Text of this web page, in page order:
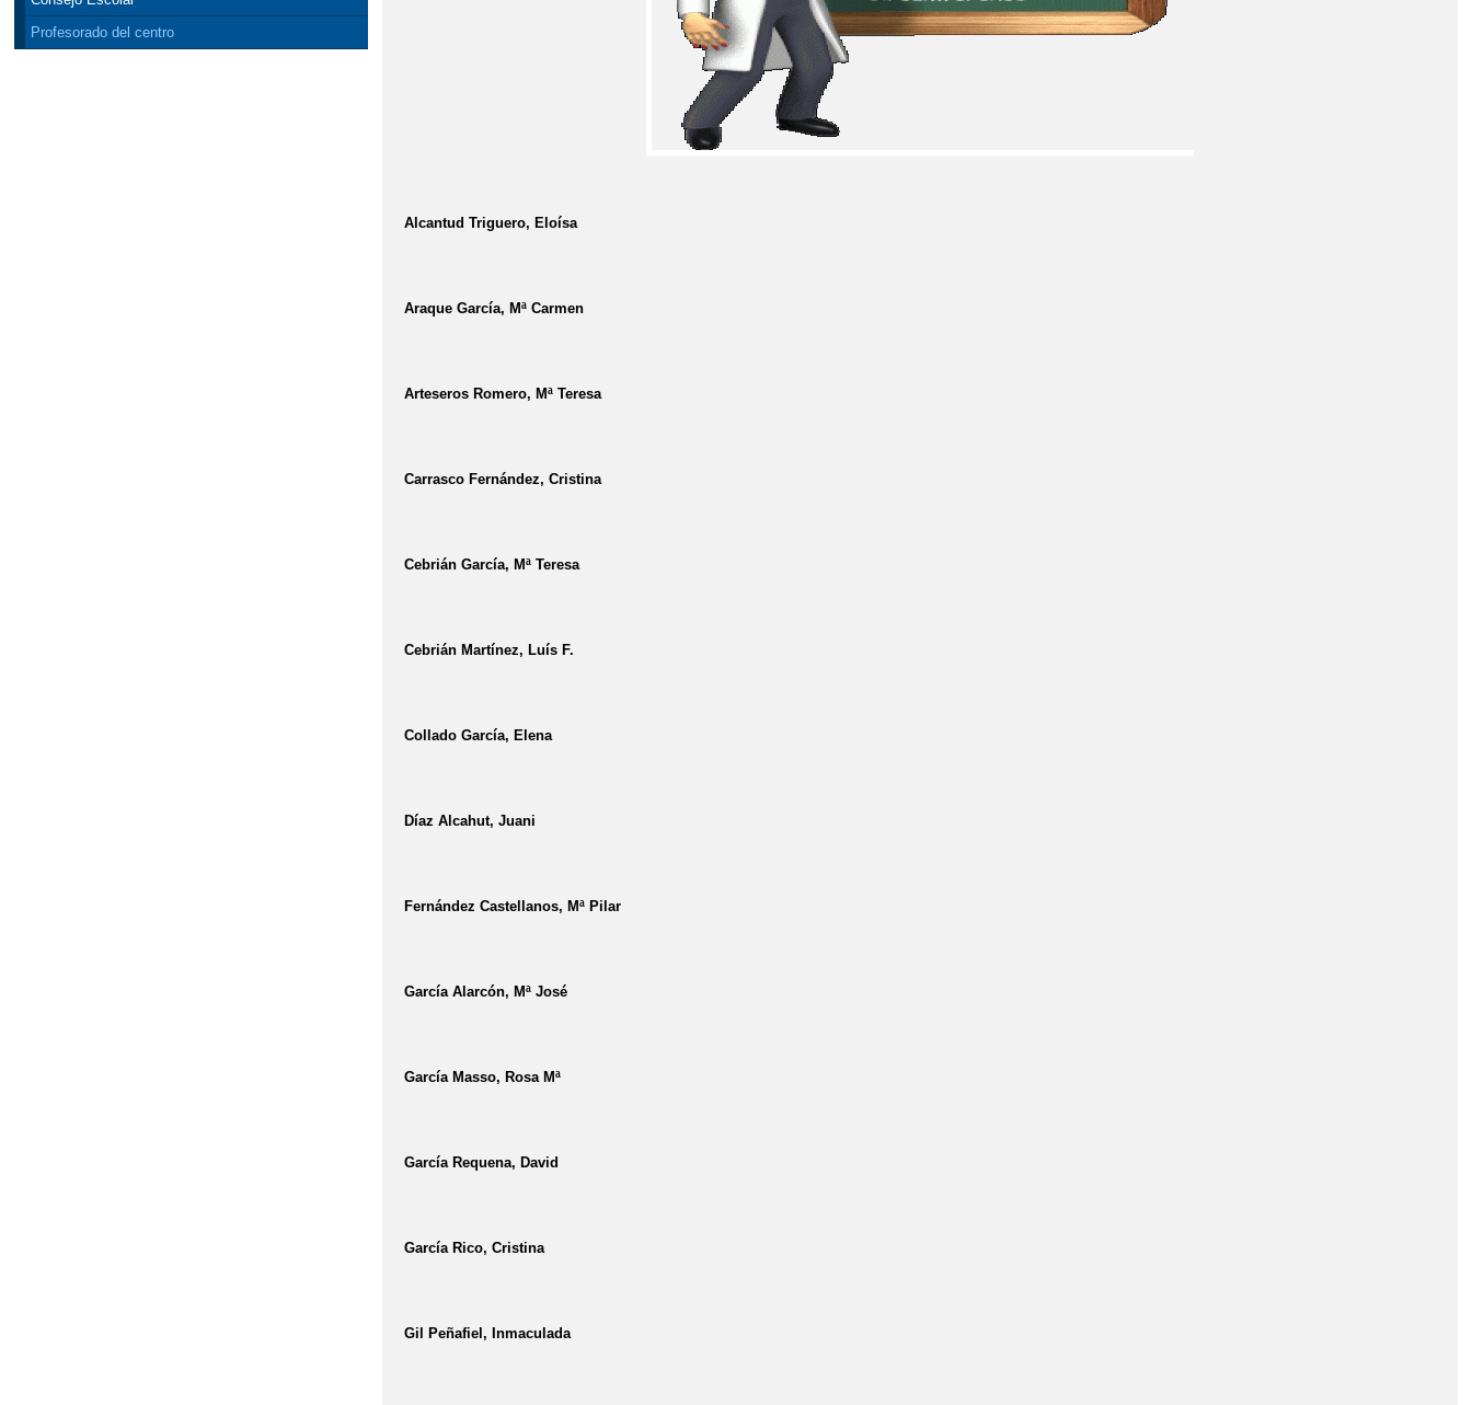
Profesorado del centro
Alcantud Triguero, Eloísa
Araque García, Mª Carmen
Arteseros Romero, Mª Teresa
Carrasco Fernández, Cristina
Cebrián García, Mª Teresa
Cebrián Martínez, Luís F.
Collado García, Elena
Díaz Alcahut, Juani
Fernández Castellanos, Mª Pilar
García Alarcón, Mª José
García Masso, Rosa Mª
García Requena, David
García Rico, Cristina
Gil Peñafiel, Inmaculada